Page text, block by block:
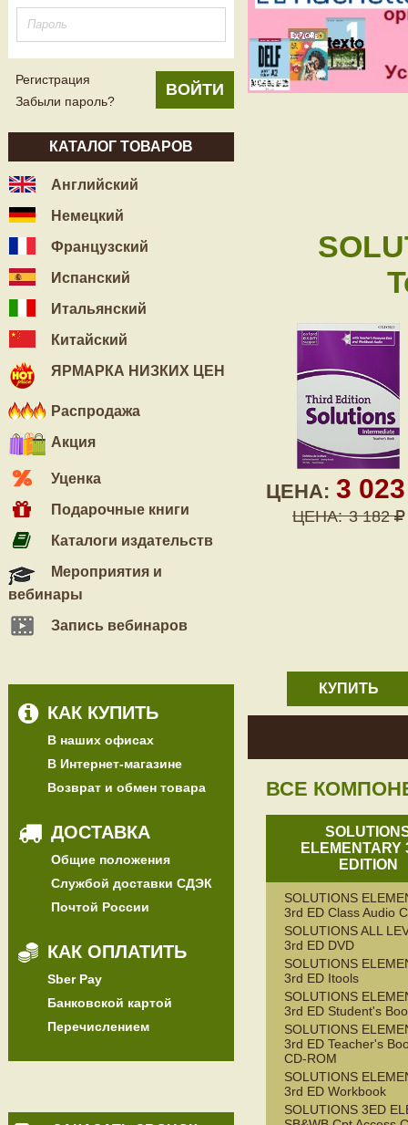
Регистрация
Забыли пароль?
КАТАЛОГ ТОВАРОВ
Английский
Немецкий
Французский
Испанский
Итальянский
Китайский
ЯРМАРКА НИЗКИХ ЦЕН
Распродажа
Акция
Уценка
Подарочные книги
Каталоги издательств
Мероприятия и
вебинары
Запись вебинаров
КАК КУПИТЬ
В наших офисах
В Интернет-магазине
Возврат и обмен товара
ДОСТАВКА
Общие положения
Службой доставки СДЭК
Почтой России
КАК ОПЛАТИТЬ
Sber Pay
Банковской картой
Перечислением
ЦЕНА: 3
ЦЕНА: 3 182
КУПИТЬ
ВСЕ
ELEMENTARY
EDITION
SOLUTIONS
3rd ED Class Audio
SOLUTIONS ALL
3rd ED DVD
SOLUTIONS
3rd ED Itools
SOLUTIONS
3rd ED Student's
SOLUTIONS
3rd ED Teacher's
CD-ROM
SOLUTIONS
3rd ED Workbook
SOLUTIONS 3ED